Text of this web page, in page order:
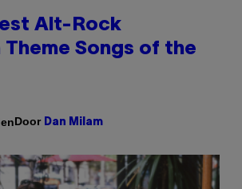
Alt-Rock
Theme Songs of the
Door Dan Milam